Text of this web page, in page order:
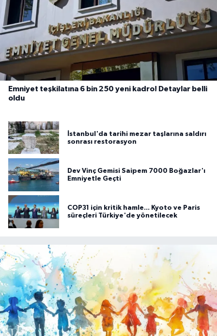
Emniyet teşkilatına 6 bin 250 yeni kadro! Detaylar belli
oldu
İstanbul'da tarihi mezar taşlarına saldırı
sonrası restorasyon
Dev Vinç Gemisi Saipem 7000 Boğazlar'ı
Emniyetle Geçti
COP31 için kritik hamle... Kyoto ve Paris
süreçleri Türkiye'de yönetilecek